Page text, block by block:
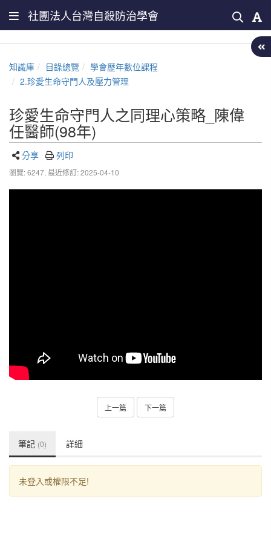
社團法人台灣自殺防治學會
知識庫 目錄總覽
學會歷年數位課程
2.珍愛生命守門人及壓力管理
珍愛生命守門人之同理心策略_陳偉
任醫師(98年)
分享 列印
瀏覽: 6247, 最近修訂: 2025-04-10
上一篇 下一篇
筆記 (0) 詳細
未登入或權限不足!